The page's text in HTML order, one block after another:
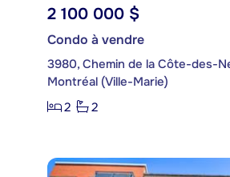
2 100 000 $
Condo à vendre
Montréal (Ville-Marie)
2
2